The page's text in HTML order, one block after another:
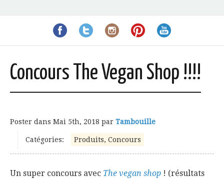
Concours The Vegan Shop !!!!
Poster dans Mai 5th, 2018 par Tambouille
Catégories: Produits, Concours
Un super concours avec The vegan shop ! (résultats